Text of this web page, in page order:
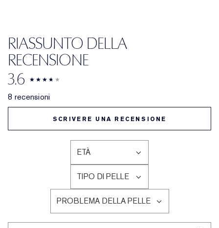
RIASSUNTO DELLA
RECENSIONE
3.6
8 recensioni
SCRIVERE UNA RECENSIONE
ETÀ
FILTRA
LE
RECENSIONI
PER
ETÀ
TIPO DI PELLE
FILTRA
LE
RECENSIONI
PER
TIPO
PROBLEMA DELLA PELLE
FILTRA
LE